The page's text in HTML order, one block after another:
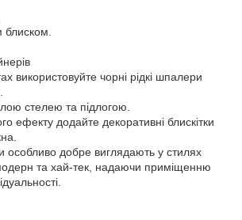
використовуйте чорні рідкі шпалери
стелею та підлогою.
ефекту додайте декоративні блискітки
особливо добре виглядають у стилях
та хай-тек, надаючи приміщенню